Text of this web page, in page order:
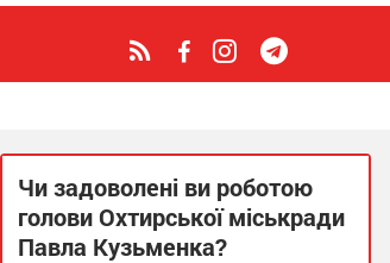
Чи задоволені ви роботою
голови Охтирської міськради
Павла Кузьменка?